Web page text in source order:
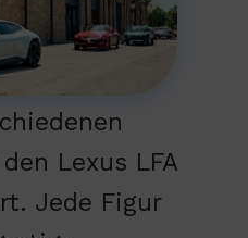
Lexus LFA
Jede Figur